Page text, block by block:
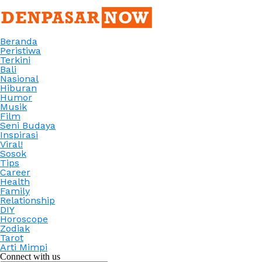
Beranda
Peristiwa
Terkini
Bali
Nasional
Hiburan
Humor
Musik
Film
Seni Budaya
Inspirasi
Viral!
Sosok
Tips
Career
Health
Family
Relationship
DIY
Horoscope
Zodiak
Tarot
Arti Mimpi
Connect with us